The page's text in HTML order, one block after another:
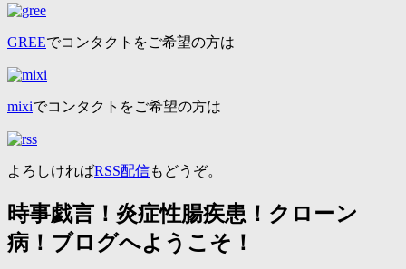
GREEでコンタクトをご希望の方は
mixiでコンタクトをご希望の方は
よろしければRSS配信もどうぞ。
時事戯言！炎症性腸疾患！クローン
病！ブログへようこそ！